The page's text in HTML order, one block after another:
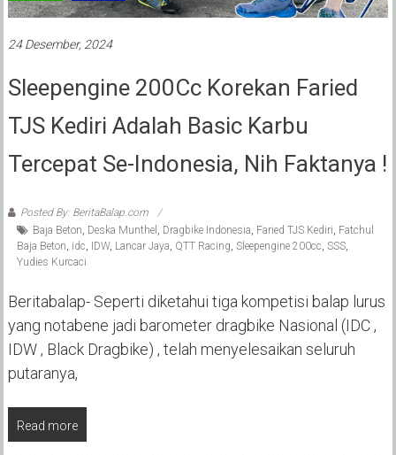
24 Desember, 2024
Sleepengine 200Cc Korekan Faried
TJS Kediri Adalah Basic Karbu
Tercepat Se-Indonesia, Nih Faktanya !
Posted By: BeritaBalap.com
Baja Beton, Deska Munthel , Dragbike Indonesia, Faried TJS Kediri, Fatchul
Baja Beton, idc, IDW, Lancar Jaya, QTT Racing, Sleepengine 200cc, SSS,
Yudies Kurcaci
Beritabalap- Seperti diketahui tiga kompetisi balap lurus
yang notabene jadi barometer dragbike Nasional (IDC ,
IDW , Black Dragbike) , telah menyelesaikan seluruh
putaranya,
Read more